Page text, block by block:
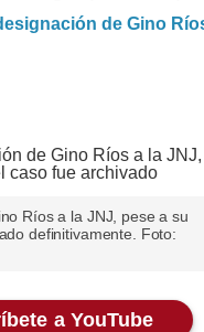
de Gino
Ríos a la JNJ, pese a su
definitivamente. Foto:
a YouTube